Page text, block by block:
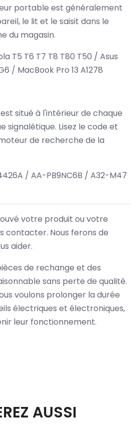
portable est généralement
le lit et le saisit dans le
du magasin.
T5 T6 T7 T8 T80 T50 / Asus
/ MacBook Pro 13 A1278
situé à l'intérieur de chaque
signalétique. Lisez le code et
de recherche de la
/ AA-PB9NC6B / A32-M47
votre produit ou votre
contacter. Nous ferons de
aider.
de rechange et des
sans perte de qualité.
voulons prolonger la durée
électriques et électroniques,
leur fonctionnement.
AUSSI